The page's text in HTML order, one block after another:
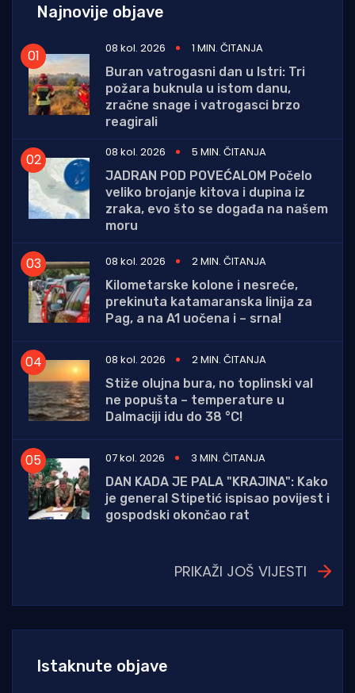
Najnovije objave
08 kol. 2026
1 MIN. ČITANJA
Buran vatrogasni dan u Istri: Tri
požara buknula u istom danu,
zračne snage i vatrogasci brzo
reagirali
08 kol. 2026
5 MIN. ČITANJA
JADRAN POD POVEĆALOM Počelo
veliko brojanje kitova i dupina iz
zraka, evo što se događa na našem
moru
08 kol. 2026
2 MIN. ČITANJA
Kilometarske kolone i nesreće,
prekinuta katamaranska linija za
Pag, a na A1 uočena i – srna!
08 kol. 2026
2 MIN. ČITANJA
Stiže olujna bura, no toplinski val
ne popušta – temperature u
Dalmaciji idu do 38 °C!
07 kol. 2026
3 MIN. ČITANJA
DAN KADA JE PALA "KRAJINA": Kako
je general Stipetić ispisao povijest i
gospodski okončao rat
PRIKAŽI JOŠ VIJESTI
Istaknute objave